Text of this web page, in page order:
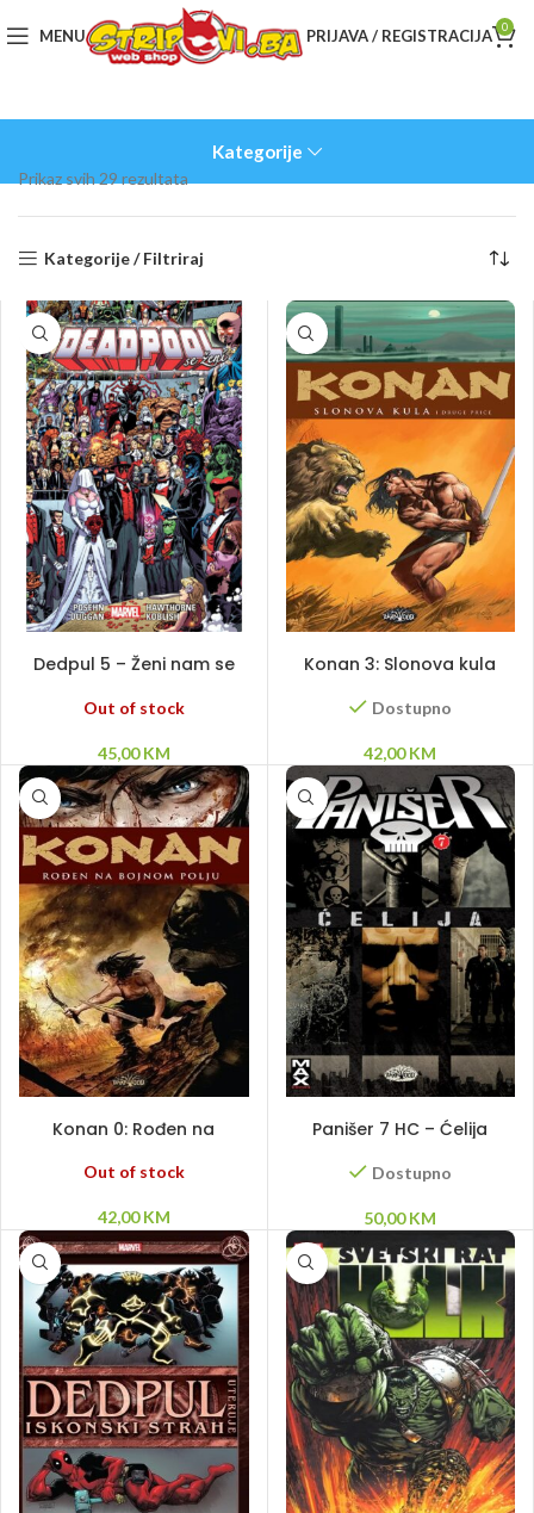
MENU PRIJAVA / REGISTRACIJA 0
Kategorije
Prikaz svih 29 rezultata
Kategorije / Filtriraj
Dedpul 5 – Ženi nam se
Out of stock
45,00KM
Konan 3: Slonova kula
Dostupno
42,00KM
Konan 0: Rođen na
(Reprint)
Out of stock
42,00KM
Panišer 7 HC – Ćelija
Dostupno
50,00KM